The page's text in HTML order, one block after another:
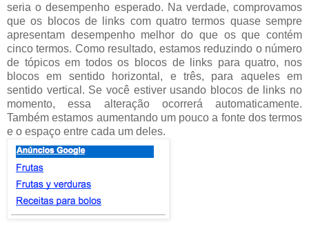
seria o desempenho esperado. Na verdade, comprovamos
que os blocos de links com quatro termos quase sempre
apresentam desempenho melhor do que os que contém
cinco termos. Como resultado, estamos reduzindo o número
de tópicos em todos os blocos de links para quatro, nos
blocos em sentido horizontal, e três, para aqueles em
sentido vertical. Se você estiver usando blocos de links no
momento, essa alteração ocorrerá automaticamente.
Também estamos aumentando um pouco a fonte dos termos
e o espaço entre cada um deles.